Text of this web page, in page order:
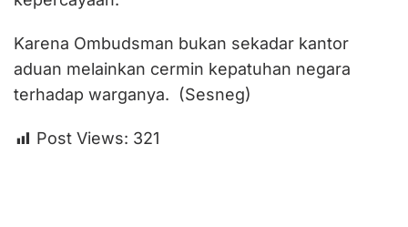
Karena Ombudsman bukan sekadar kantor
aduan melainkan cermin kepatuhan negara
terhadap warganya. (Sesneg)
Post Views: 321